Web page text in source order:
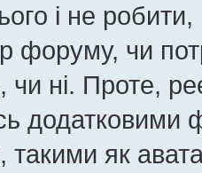
і не робити,
форуму, чи
чи ні. Проте,
додатковими
такими як